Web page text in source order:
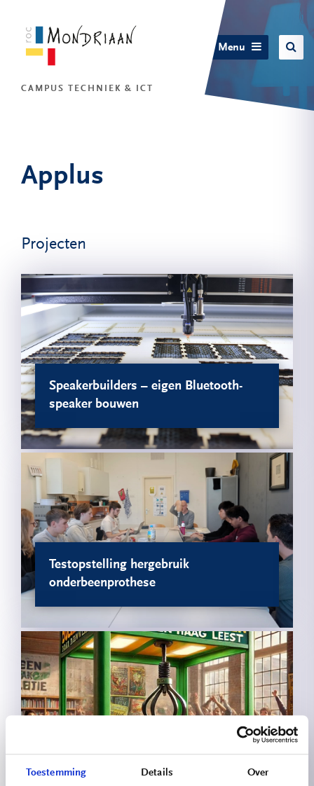
Toestemming Details Over
CAMPUS TECHNIEK & ICT
Menu
Applus
Projecten
Speakerbuilders – eigen Bluetooth-
speaker bouwen
Testopstelling hergebruik
onderbeenprothese